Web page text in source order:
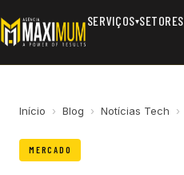
SERVIÇOS▾SETORES
Início › Blog › Notícias Tech ›
MERCADO